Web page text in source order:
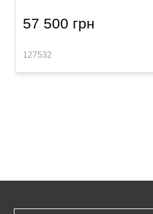
57 500 грн
127532